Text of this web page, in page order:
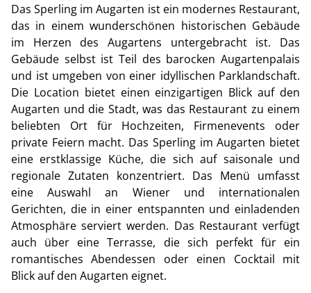
Das Sperling im Augarten ist ein modernes Restaurant,
das in einem wunderschönen historischen Gebäude
im Herzen des Augartens untergebracht ist. Das
Gebäude selbst ist Teil des barocken Augartenpalais
und ist umgeben von einer idyllischen Parklandschaft.
Die Location bietet einen einzigartigen Blick auf den
Augarten und die Stadt, was das Restaurant zu einem
beliebten Ort für Hochzeiten, Firmenevents oder
private Feiern macht. Das Sperling im Augarten bietet
eine erstklassige Küche, die sich auf saisonale und
regionale Zutaten konzentriert. Das Menü umfasst
eine Auswahl an Wiener und internationalen
Gerichten, die in einer entspannten und einladenden
Atmosphäre serviert werden. Das Restaurant verfügt
auch über eine Terrasse, die sich perfekt für ein
romantisches Abendessen oder einen Cocktail mit
Blick auf den Augarten eignet.